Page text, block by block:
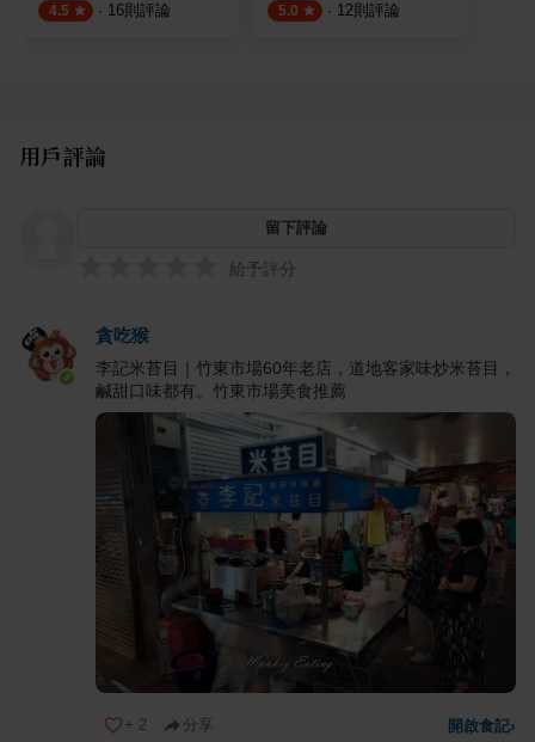
4.5 · 16則評論 5.0 · 12則評論
用戶評論
留下評論
給予評分
貪吃猴
李記米苔目｜竹東市場60年老店，道地客家味炒米苔目，
鹹甜口味都有。竹東市場美食推薦
+ 2 分享 開啟食記›